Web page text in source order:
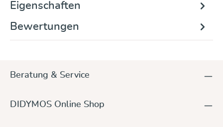
Eigenschaften
Bewertungen
Beratung & Service
DIDYMOS Online Shop